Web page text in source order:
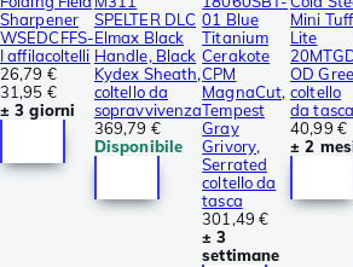
Sharpener
WSEDCFFS-
I affilacoltelli
26,79 €
31,95 €
± 3 giorni
SPELTER DLC
Elmax Black
Handle, Black
Kydex Sheath,
coltello da
sopravvivenza
369,79 €
Disponibile
01 Blue
Titanium
Cerakote
CPM
MagnaCut,
Tempest
Gray
Grivory,
Serrated
coltello da
tasca
301,49 €
± 3
settimane
Mini Tuff
Lite
OD
coltello
da tasca
40,99 €
± 2